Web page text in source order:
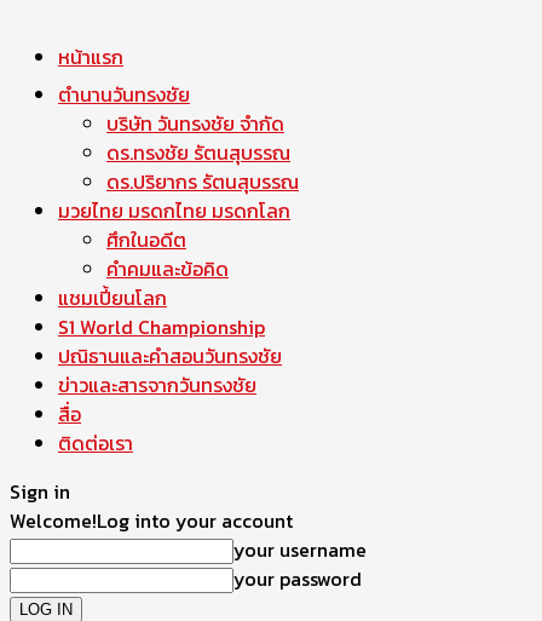
หน้าแรก
ตำนานวันทรงชัย
บริษัท วันทรงชัย จำกัด
ดร.ทรงชัย รัตนสุบรรณ
ดร.ปริยากร รัตนสุบรรณ
มวยไทย มรดกไทย มรดกโลก
ศึกในอดีต
คำคมและข้อคิด
แชมเปี้ยนโลก
S1 World Championship
ปณิธานและคำสอนวันทรงชัย
ข่าวและสารจากวันทรงชัย
สื่อ
ติดต่อเรา
Sign in
Welcome!Log into your account
your username
your password